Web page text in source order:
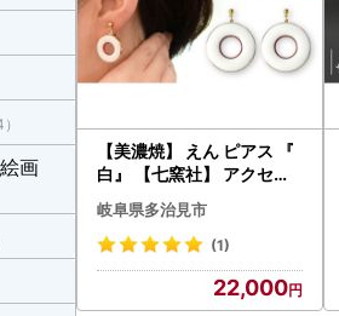
【美濃焼】 えん ピアス 『
白』 【七窯社】 アクセサ
リー おしゃれ[TAP023]
岐阜県多治見市
(1)
22,000
画